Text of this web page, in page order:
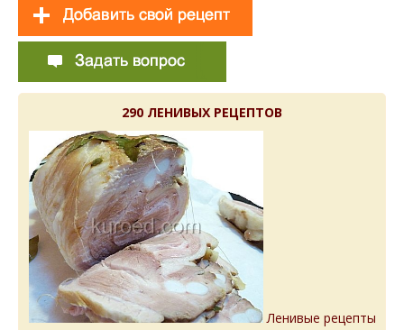
290 ЛЕНИВЫХ РЕЦЕПТОВ
Ленивые рецепты